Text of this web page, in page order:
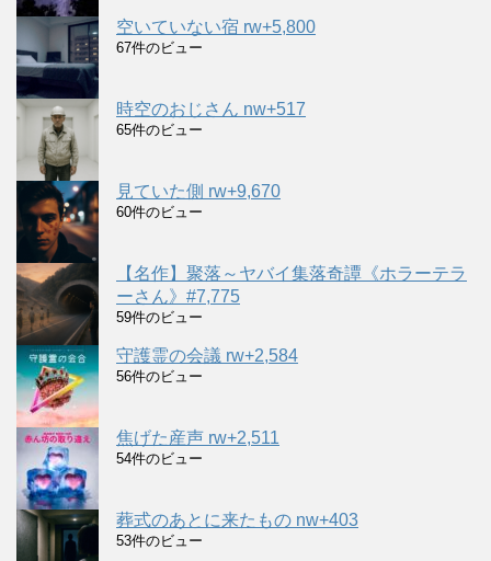
空いていない宿 rw+5,800
67件のビュー
時空のおじさん nw+517
65件のビュー
見ていた側 rw+9,670
60件のビュー
【名作】聚落～ヤバイ集落奇譚《ホラーテラ
ーさん》#7,775
59件のビュー
守護霊の会議 rw+2,584
56件のビュー
焦げた産声 rw+2,511
54件のビュー
葬式のあとに来たもの nw+403
53件のビュー